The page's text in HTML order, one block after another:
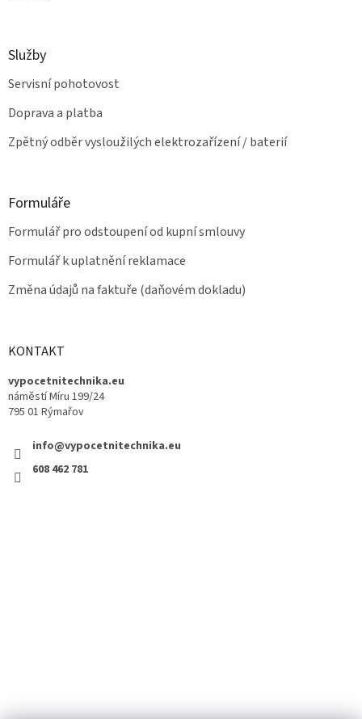
Služby
Servisní pohotovost
Doprava a platba
Zpětný odběr vysloužilých elektrozařízení / baterií
Formuláře
Formulář pro odstoupení od kupní smlouvy
Formulář k uplatnění reklamace
Změna údajů na faktuře (daňovém dokladu)
KONTAKT
vypocetnitechnika.eu
náměstí Míru 199/24
795 01 Rýmařov
info@vypocetnitechnika.eu
608 462 781